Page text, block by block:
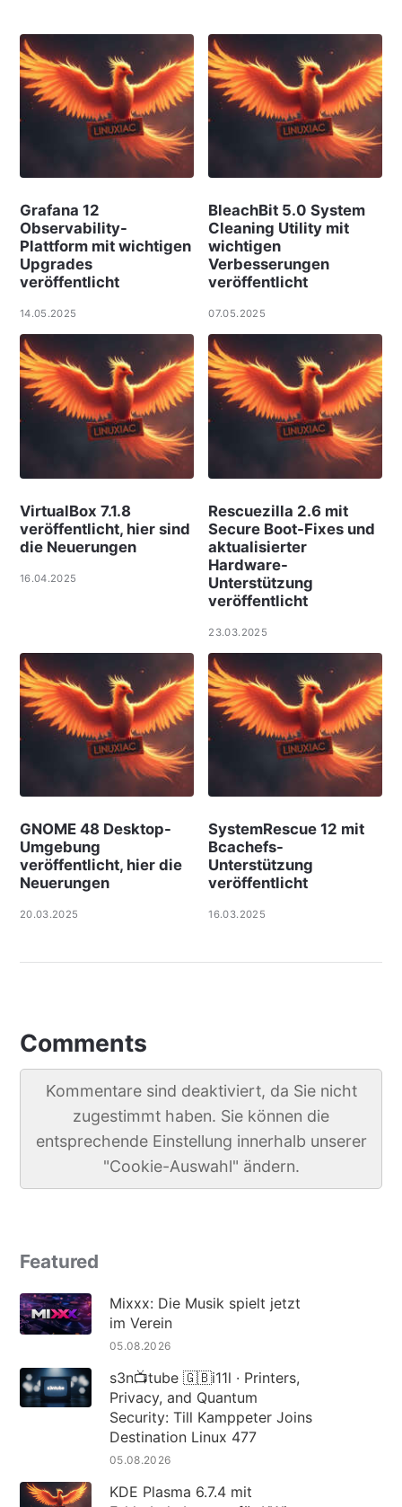
Grafana 12
Observability-
Plattform mit wichtigen
Upgrades
veröffentlicht
14.05.2025
BleachBit 5.0 System
Cleaning Utility mit
wichtigen
Verbesserungen
veröffentlicht
07.05.2025
VirtualBox 7.1.8
veröffentlicht, hier sind
die Neuerungen
16.04.2025
Rescuezilla 2.6 mit
Secure Boot-Fixes und
aktualisierter
Hardware-
Unterstützung
veröffentlicht
23.03.2025
GNOME 48 Desktop-
Umgebung
veröffentlicht, hier die
Neuerungen
20.03.2025
SystemRescue 12 mit
Bcachefs-
Unterstützung
veröffentlicht
16.03.2025
Comments
Kommentare sind deaktiviert, da Sie nicht
zugestimmt haben. Sie können die
entsprechende Einstellung innerhalb unserer
"Cookie-Auswahl" ändern.
Featured
Mixxx: Die Musik spielt jetzt
im Verein
05.08.2026
s3n📺tube 🇬🇧i11l · Printers,
Privacy, and Quantum
Security: Till Kamppeter Joins
Destination Linux 477
05.08.2026
KDE Plasma 6.7.4 mit